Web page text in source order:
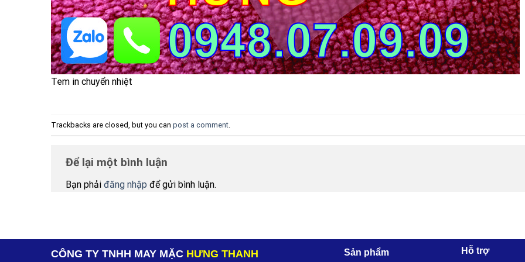
Tem in chuyển nhiệt
Trackbacks are closed, but you can post a comment
Để lại một bình luận
Bạn phải đăng nhập để gửi bình luận.
CÔNG TY TNHH MAY MẶC HƯNG THANH Sản phẩm Hỗ trợ